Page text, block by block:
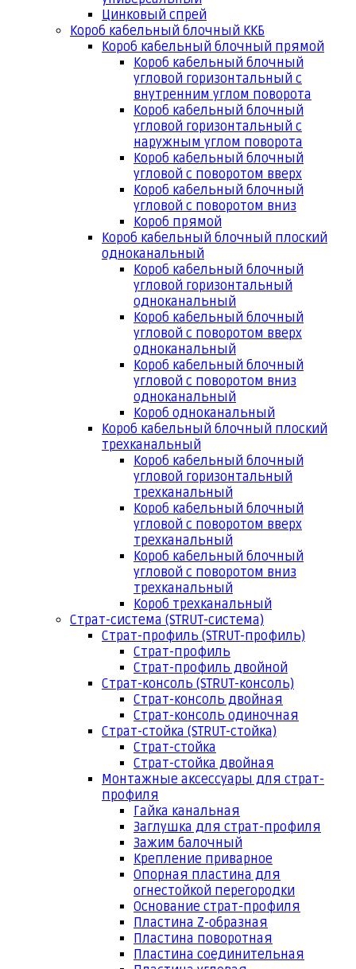
Цинковый спрей
Короб кабельный блочный ККБ
Короб кабельный блочный прямой
Короб кабельный блочный
угловой горизонтальный с
внутренним углом поворота
Короб кабельный блочный
угловой горизонтальный с
наружным углом поворота
Короб кабельный блочный
угловой с поворотом вверх
Короб кабельный блочный
угловой с поворотом вниз
Короб прямой
Короб кабельный блочный плоский
одноканальный
Короб кабельный блочный
угловой горизонтальный
одноканальный
Короб кабельный блочный
угловой с поворотом вверх
одноканальный
Короб кабельный блочный
угловой с поворотом вниз
одноканальный
Короб одноканальный
Короб кабельный блочный плоский
трехканальный
Короб кабельный блочный
угловой горизонтальный
трехканальный
Короб кабельный блочный
угловой с поворотом вверх
трехканальный
Короб кабельный блочный
угловой с поворотом вниз
трехканальный
Короб трехканальный
Страт-система (STRUT-система)
Страт-профиль (STRUT-профиль)
Страт-профиль
Страт-профиль двойной
Страт-консоль (STRUT-консоль)
Страт-консоль двойная
Страт-консоль одиночная
Страт-стойка (STRUT-стойка)
Страт-стойка
Страт-стойка двойная
Монтажные аксессуары для страт-
профиля
Гайка канальная
Заглушка для страт-профиля
Зажим балочный
Крепление приварное
Опорная пластина для
огнестойкой перегородки
Основание страт-профиля
Пластина Z-образная
Пластина поворотная
Пластина соединительная